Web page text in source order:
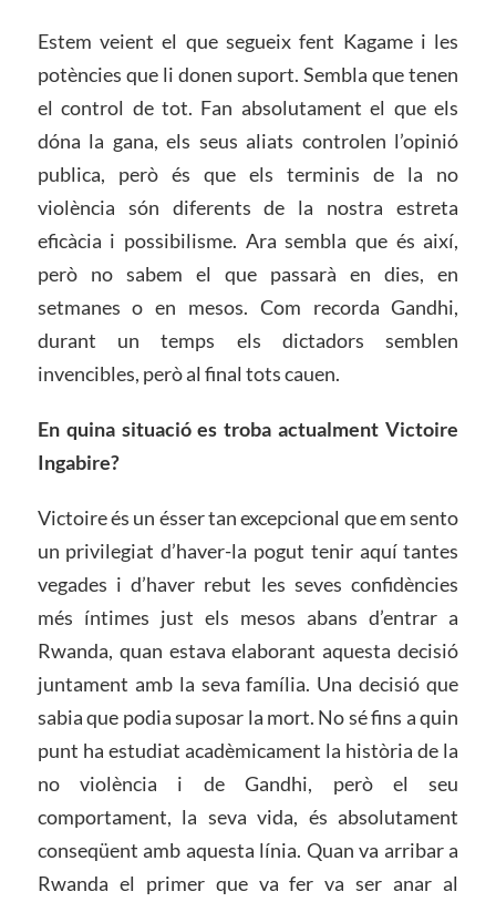
Estem veient el que segueix fent Kagame i les
potències que li donen suport. Sembla que tenen
el control de tot. Fan absolutament el que els
dóna la gana, els seus aliats controlen l’opinió
publica, però és que els terminis de la no
violència són diferents de la nostra estreta
eficàcia i possibilisme. Ara sembla que és així,
però no sabem el que passarà en dies, en
setmanes o en mesos. Com recorda Gandhi,
durant un temps els dictadors semblen
invencibles, però al final tots cauen.
En quina situació es troba actualment Victoire
Ingabire?
Victoire és un ésser tan excepcional que em sento
un privilegiat d’haver-la pogut tenir aquí tantes
vegades i d’haver rebut les seves confidències
més íntimes just els mesos abans d’entrar a
Rwanda, quan estava elaborant aquesta decisió
juntament amb la seva família. Una decisió que
sabia que podia suposar la mort. No sé fins a quin
punt ha estudiat acadèmicament la història de la
no violència i de Gandhi, però el seu
comportament, la seva vida, és absolutament
conseqüent amb aquesta línia. Quan va arribar a
Rwanda el primer que va fer va ser anar al